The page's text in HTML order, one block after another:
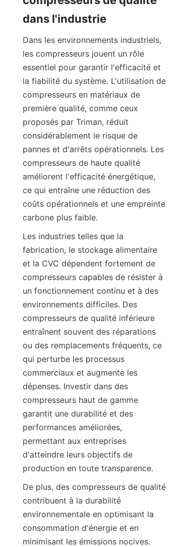
Dans les environnements industriels,
les compresseurs jouent un rôle
essentiel pour garantir l'efficacité et
la fiabilité du système. L'utilisation de
compresseurs en matériaux de
première qualité, comme ceux
proposés par Triman, réduit
considérablement le risque de
pannes et d'arrêts opérationnels. Les
compresseurs de haute qualité
améliorent l'efficacité énergétique,
ce qui entraîne une réduction des
coûts opérationnels et une empreinte
Les industries telles que la
fabrication, le stockage alimentaire
et la CVC dépendent fortement de
compresseurs capables de résister à
un fonctionnement continu et à des
environnements difficiles. Des
compresseurs de qualité inférieure
entraînent souvent des réparations
ou des remplacements fréquents, ce
qui perturbe les processus
commerciaux et augmente les
dépenses. Investir dans des
compresseurs haut de gamme
garantit une durabilité et des
performances améliorées,
permettant aux entreprises
d'atteindre leurs objectifs de
De plus, des compresseurs de qualité
contribuent à la durabilité
environnementale en optimisant la
consommation d'énergie et en
minimisant les émissions nocives.